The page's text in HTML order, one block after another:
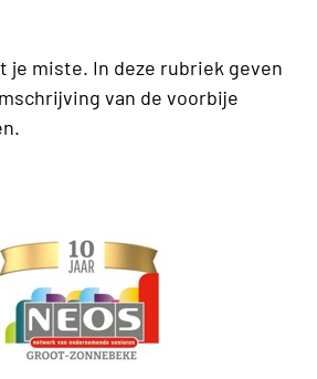
je miste. In deze rubriek geven
van de voorbije